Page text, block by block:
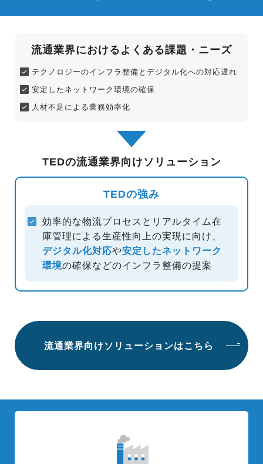
流通業界におけるよくある課題・ニーズ
テクノロジーのインフラ整備とデジタル化への対応遅れ
安定したネットワーク環境の確保
人材不足による業務効率化
TEDの流通業界向けソリューション
TEDの強み
効率的な物流プロセスとリアルタイム在
庫管理による生産性向上の実現に向け、
デジタル化対応や安定したネットワーク
環境の確保などのインフラ整備の提案
流通業界向けソリューションはこちら